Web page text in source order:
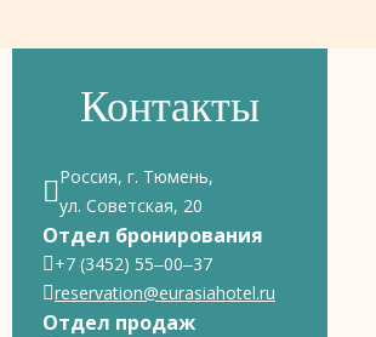
Контакты
Россия, г. Тюмень,
ул. Советская, 20
Отдел бронирования
+7 (3452) 55‒00‒37
reservation@eurasiahotel.ru
Отдел продаж